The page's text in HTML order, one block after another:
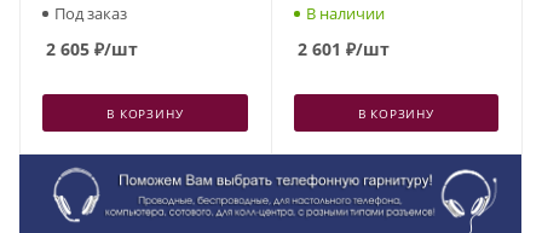
Под заказ
2 605 ₽/шт
В КОРЗИНУ
В наличии
2 601 ₽/шт
В КОРЗИНУ